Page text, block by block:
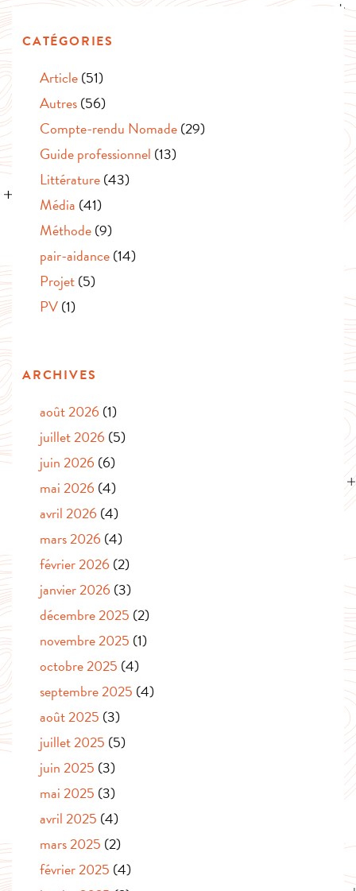
CATÉGORIES
Article(51)
Autres(56)
Compte-rendu Nomade(29)
Guide professionnel (13)
Littérature(43)
Média (41)
Méthode(9)
pair-aidance(14)
Projet(5)
PV(1)
ARCHIVES
août 2026 (1)
juillet 2026 (5)
juin 2026 (6)
mai 2026 (4)
avril 2026 (4)
mars 2026 (4)
février 2026 (2)
janvier 2026 (3)
décembre 2025 (2)
novembre 2025 (1)
octobre 2025 (4)
septembre 2025 (4)
août 2025 (3)
juillet 2025 (5)
juin 2025 (3)
mai 2025 (3)
avril 2025 (4)
mars 2025 (2)
février 2025 (4)